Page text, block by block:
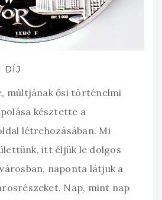
DÍJ
múltjának ősi történelmi
késztette a
létrehozásában. Mi
itt éljük le dolgos
naponta látjuk a
Nap, mint nap